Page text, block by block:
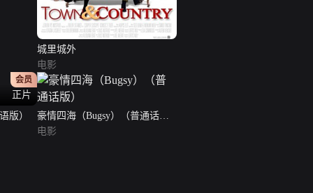
城里城外
电影
正片
会员
版）
豪情四海（Bugsy）（普通话
版）
电影